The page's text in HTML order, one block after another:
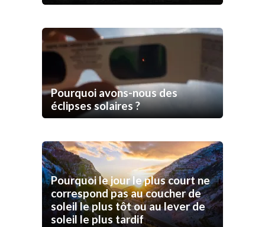
Pourquoi avons-nous des
éclipses solaires ?
Pourquoi le jour le plus court ne
correspond pas au coucher de
soleil le plus tôt ou au lever de
soleil le plus tardif